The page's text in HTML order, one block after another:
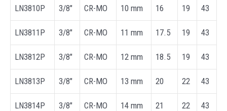
LN3810P 3/8″ CR-MO 10 mm 16 19 43
LN3811P 3/8″ CR-MO 11 mm 17.5 19 43
LN3812P 3/8″ CR-MO 12 mm 18.5 19 43
LN3813P 3/8″ CR-MO 13 mm 20 22 43
LN3814P 3/8″ CR-MO 14 mm 21 22 43